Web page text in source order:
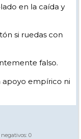
(lesión del
correas, era joven e
en la caída y
si ruedas con
falso.
apoyo empírico ni
negativos: 0